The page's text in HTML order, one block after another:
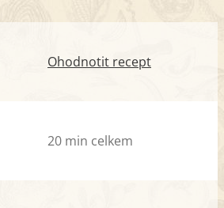
Ohodnotit recept
20 min celkem